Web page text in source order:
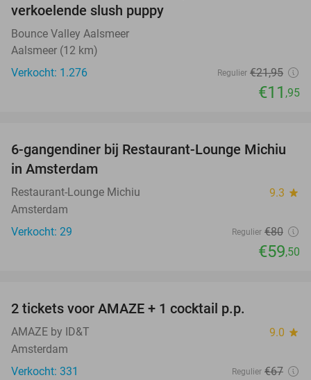
verkoelende slush puppy
Bounce Valley Aalsmeer
Aalsmeer (12 km)
Verkocht: 1.276
Regulier €21,95
€11 ,95
26%
6-gangendiner bij Restaurant-Lounge Michiu
in Amsterdam
Restaurant-Lounge Michiu 9.3 star
Amsterdam
Verkocht: 29
Regulier €80
€59,50
2 tickets voor AMAZE + 1 cocktail p.p.
AMAZE by ID&T 9.0 star
Amsterdam
Verkocht: 331
Regulier €67